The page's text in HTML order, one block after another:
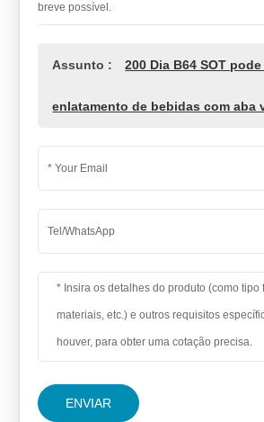
breve possível.
Assunto : 200 Dia B64 SOT
enlatamento de bebidas com aba
ENVIAR